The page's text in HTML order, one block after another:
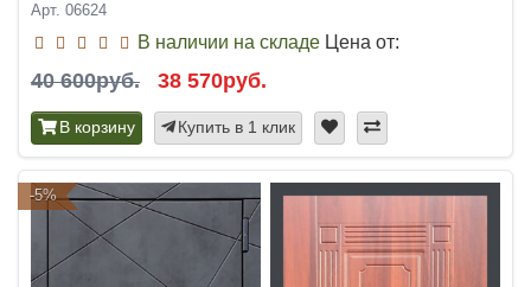
Арт. 06624
В наличии на складе Цена от:
40 600руб. 38 570руб.
В корзину Купить в 1 клик
-5%